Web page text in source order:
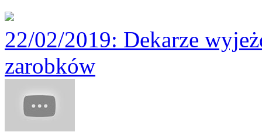
22/02/2019: Dekarze
zarobków